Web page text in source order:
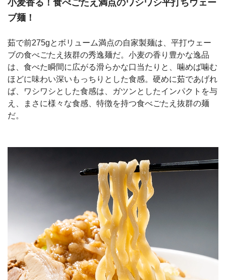
小麦香る！食べごたえ満点のワシワシ平打ちウェー
ブ麺！
茹で前275gとボリューム満点の自家製麺は、平打ウェー
ブの食べごたえ抜群の秀逸麺だ。小麦の香り豊かな逸品
は、食べた瞬間に広がる滑らかな口当たりと、噛めば噛む
ほどに味わい深いもっちりとした食感。硬めに茹であげれ
ば、ワシワシとした食感は、ガツンとしたインパクトを与
え、まさに様々な食感、特徴を持つ食べごたえ抜群の麺
だ。